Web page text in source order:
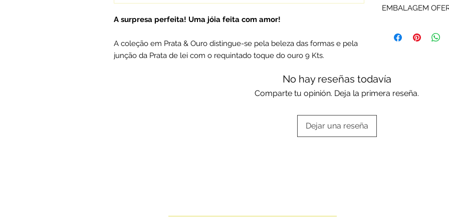
A surpresa perfeita! Uma jóia feita com amor!
A coleção em Prata & Ouro distingue-se pela beleza das formas e pela
junção da Prata de lei com o requintado toque do ouro 9 Kts.
Rota do Ouro são
EMBALAGEM
ou da marca.
No hay reseñas todavía
Comparte tu opinión. Deja la primera reseña.
Dejar una reseña